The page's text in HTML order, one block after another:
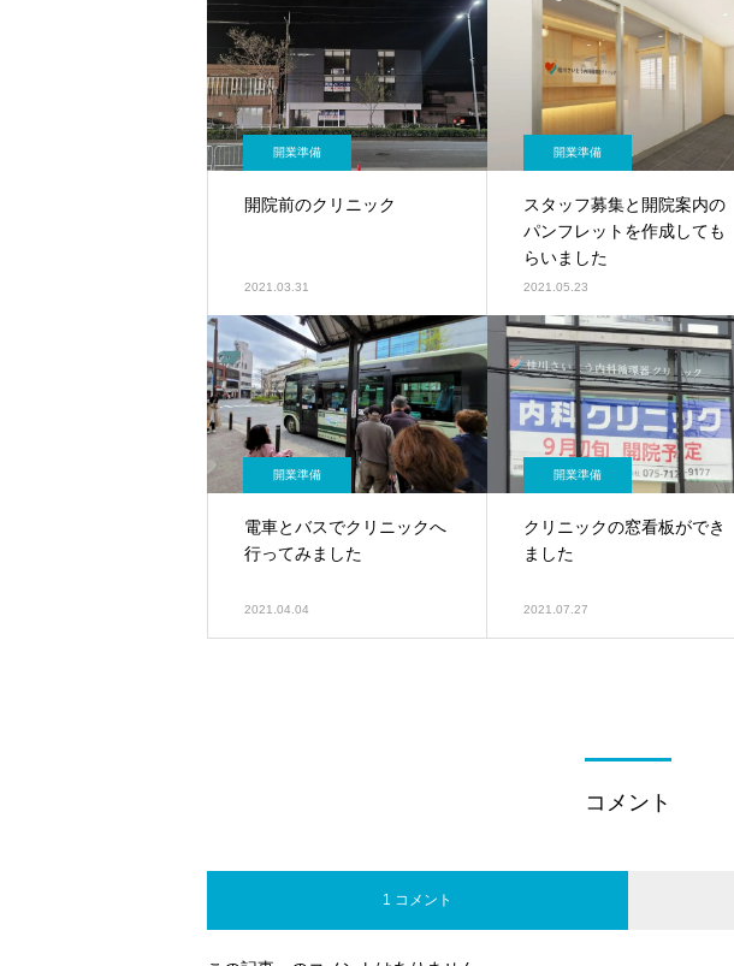
開業準備
開院前のクリニック
2021.03.31
開業準備
スタッフ募集と開院案内の
パンフレットを作成しても
らいました
2021.05.23
開業準備
電車とバスでクリニックへ
行ってみました
2021.04.04
開業準備
クリニックの窓看板ができ
ました
2021.07.27
コメント
1 コメント